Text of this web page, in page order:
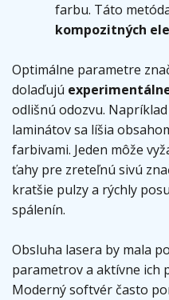
farbu. Táto
kompozitných
Optimálne parametre
dolaďujú
odlišnú odozvu.
laminátov sa líšia
farbivami. Jeden môže
ťahy pre zreteľnú sivú
kratšie pulzy a rýchly
spálenín.
Obsluha lasera by mala
parametrov a aktívne ich
Moderný softvér často